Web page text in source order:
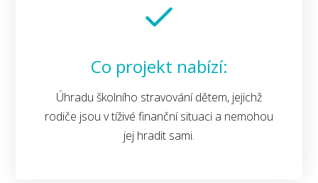
Co projekt nabízí:
Úhradu školního stravování dětem, jejichž
rodiče jsou v tíživé finanční situaci a nemohou
jej hradit sami.